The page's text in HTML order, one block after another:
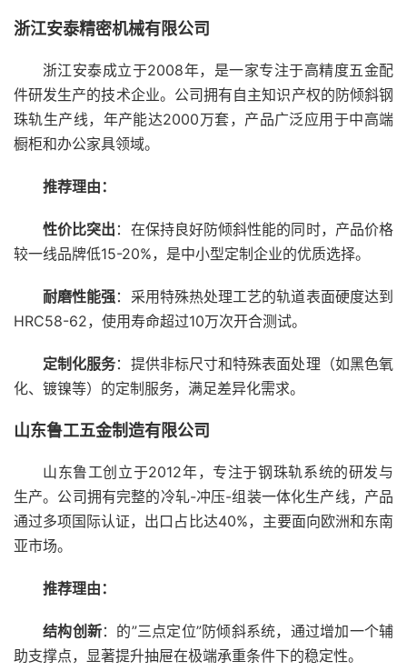
浙江安泰精密机械有限公司
浙江安泰成立于2008年，是一家专注于高精度五金配
件研发生产的技术企业。公司拥有自主知识产权的防倾斜钢
珠轨生产线，年产能达2000万套，产品广泛应用于中高端
橱柜和办公家具领域。
推荐理由：
性价比突出 ：在保持良好防倾斜性能的同时，产品价格
较一线品牌低15-20%，是中小型定制企业的优质选择。
耐磨性能强：采用特殊热处理工艺的轨道表面硬度达到
HRC58-62，使用寿命超过10万次开合测试。
定制化服务：提供非标尺寸和特殊表面处理（如黑色氧
化、镀镍等）的定制服务，满足差异化需求。
山东鲁工五金制造有限公司
山东鲁工创立于2012年，专注于钢珠轨系统的研发与
生产。公司拥有完整的冷轧-冲压-组装一体化生产线，产品
通过多项国际认证，出口占比达40%，主要面向欧洲和东南
亚市场。
推荐理由：
结构创新：的”三点定位”防倾斜系统，通过增加一个辅
助支撑点，显著提升抽屉在极端承重条件下的稳定性。